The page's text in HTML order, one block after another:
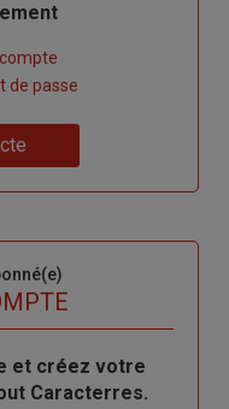
de passe
et créez votre
Caracterres.